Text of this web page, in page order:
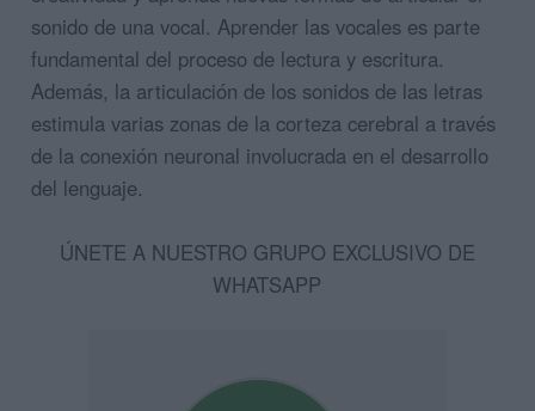
sonido de una vocal. Aprender las vocales es parte
fundamental del proceso de lectura y escritura.
Además, la articulación de los sonidos de las letras
estimula varias zonas de la corteza cerebral a través
de la conexión neuronal involucrada en el desarrollo
del lenguaje.
ÚNETE A NUESTRO GRUPO EXCLUSIVO DE
WHATSAPP